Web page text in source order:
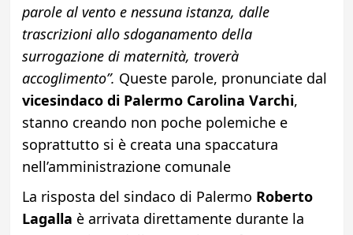
parole al vento e nessuna istanza, dalle
trascrizioni allo sdoganamento della
surrogazione di maternità, troverà
accoglimento”. Queste parole, pronunciate dal
vicesindaco di Palermo Carolina Varchi,
stanno creando non poche polemiche e
soprattutto si è creata una spaccatura
nell’amministrazione comunale
La risposta del sindaco di Palermo Roberto
Lagalla è arrivata direttamente durante la